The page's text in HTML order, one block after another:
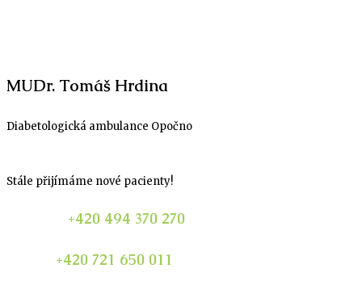
MUDr. Tomáš Hrdina
Diabetologická ambulance Opočno
Stále přijímáme nové pacienty!
+420 494 370 270
+420 721 650 011